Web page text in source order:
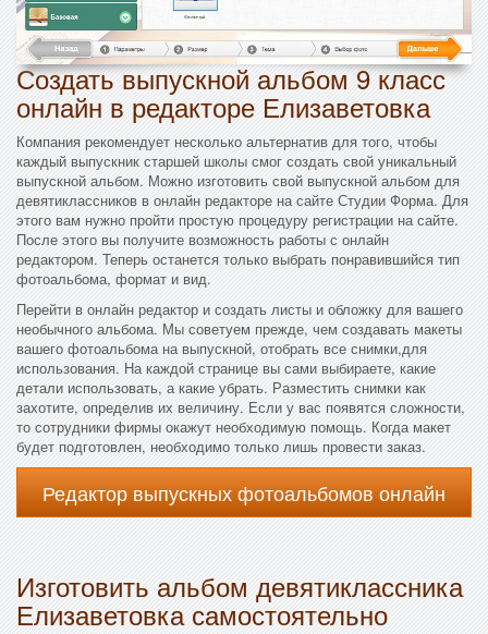
Создать выпускной альбом 9 класс
онлайн в редакторе Елизаветовка
Компания рекомендует несколько альтернатив для того, чтобы
каждый выпускник старшей школы смог создать свой уникальный
выпускной альбом. Можно изготовить свой выпускной альбом для
девятиклассников в онлайн редакторе на сайте Студии Форма. Для
этого вам нужно пройти простую процедуру регистрации на сайте.
После этого вы получите возможность работы с онлайн
редактором. Теперь останется только выбрать понравившийся тип
фотоальбома, формат и вид.
Перейти в онлайн редактор и создать листы и обложку для вашего
необычного альбома. Мы советуем прежде, чем создавать макеты
вашего фотоальбома на выпускной, отобрать все снимки,для
использования. На каждой странице вы сами выбираете, какие
детали использовать, а какие убрать. Разместить снимки как
захотите, определив их величину. Если у вас появятся сложности,
то сотрудники фирмы окажут необходимую помощь. Когда макет
будет подготовлен, необходимо только лишь провести заказ.
Редактор выпускных фотоальбомов онлайн
Изготовить альбом девятиклассника
Елизаветовка самостоятельно